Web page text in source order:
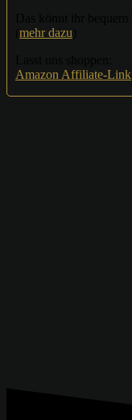
mehr dazu
Amazon Affiliate-Link